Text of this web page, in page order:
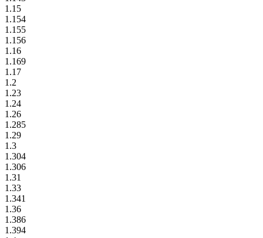
1.15
1.154
1.155
1.156
1.16
1.169
1.17
1.2
1.23
1.24
1.26
1.285
1.29
1.3
1.304
1.306
1.31
1.33
1.341
1.36
1.386
1.394